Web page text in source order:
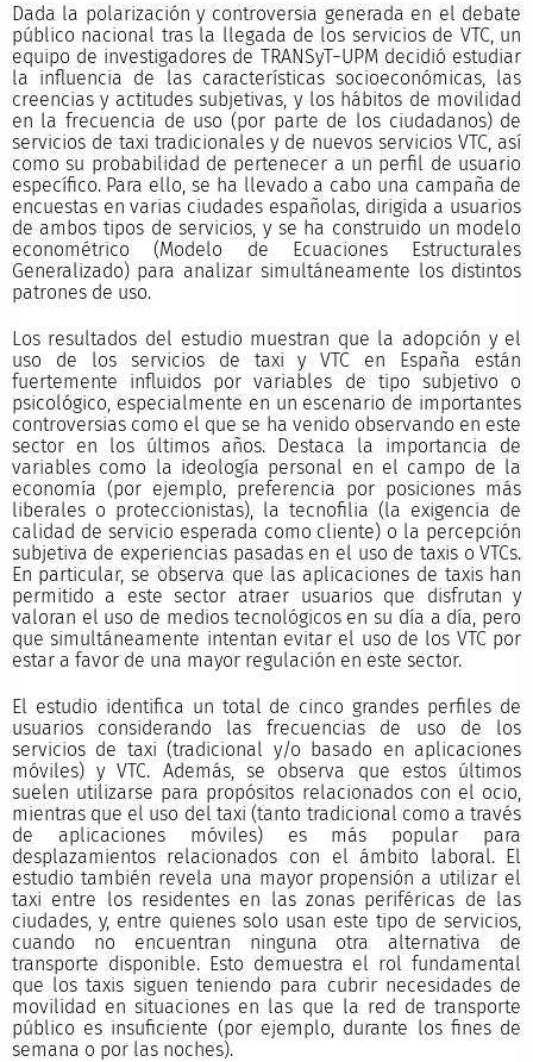
Dada la polarización y controversia generada en el debate
público nacional tras la llegada de los servicios de VTC, un
equipo de investigadores de TRANSyT−UPM decidió estudiar
la influencia de las características socioeconómicas, las
creencias y actitudes subjetivas, y los hábitos de movilidad
en la frecuencia de uso (por parte de los ciudadanos) de
servicios de taxi tradicionales y de nuevos servicios VTC, así
como su probabilidad de pertenecer a un perfil de usuario
específico. Para ello, se ha llevado a cabo una campaña de
encuestas en varias ciudades españolas, dirigida a usuarios
de ambos tipos de servicios, y se ha construido un modelo
econométrico (Modelo de Ecuaciones Estructurales
Generalizado) para analizar simultáneamente los distintos
patrones de uso.
Los resultados del estudio muestran que la adopción y el
uso de los servicios de taxi y VTC en España están
fuertemente influidos por variables de tipo subjetivo o
psicológico, especialmente en un escenario de importantes
controversias como el que se ha venido observando en este
sector en los últimos años. Destaca la importancia de
variables como la ideología personal en el campo de la
economía (por ejemplo, preferencia por posiciones más
liberales o proteccionistas), la tecnofilia (la exigencia de
calidad de servicio esperada como cliente) o la percepción
subjetiva de experiencias pasadas en el uso de taxis o VTCs.
En particular, se observa que las aplicaciones de taxis han
permitido a este sector atraer usuarios que disfrutan y
valoran el uso de medios tecnológicos en su día a día, pero
que simultáneamente intentan evitar el uso de los VTC por
estar a favor de una mayor regulación en este sector.
El estudio identifica un total de cinco grandes perfiles de
usuarios considerando las frecuencias de uso de los
servicios de taxi (tradicional y/o basado en aplicaciones
móviles) y VTC. Además, se observa que estos últimos
suelen utilizarse para propósitos relacionados con el ocio,
mientras que el uso del taxi (tanto tradicional como a través
de aplicaciones móviles) es más popular para
desplazamientos relacionados con el ámbito laboral. El
estudio también revela una mayor propensión a utilizar el
taxi entre los residentes en las zonas periféricas de las
ciudades, y, entre quienes solo usan este tipo de servicios,
cuando no encuentran ninguna otra alternativa de
transporte disponible. Esto demuestra el rol fundamental
que los taxis siguen teniendo para cubrir necesidades de
movilidad en situaciones en las que la red de transporte
público es insuficiente (por ejemplo, durante los fines de
semana o por las noches).